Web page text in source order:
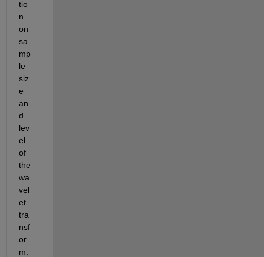
tio
n
on
sa
mp
le
siz
e
an
d
lev
el
of
the
wa
vel
et
tra
nsf
or
m.